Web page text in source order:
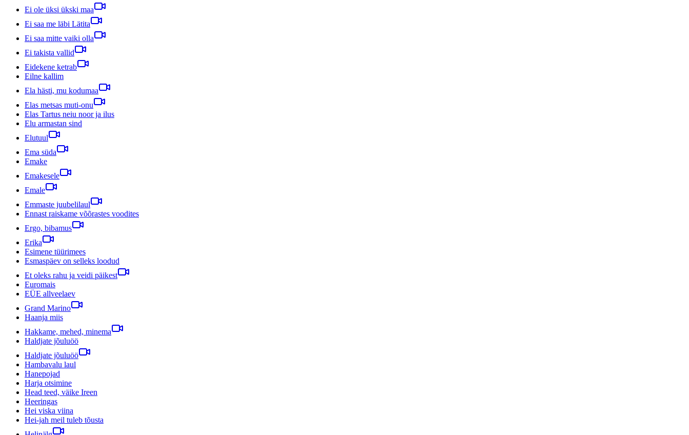
Ei ole üksi ükski maa
Ei saa me läbi Lätita
Ei saa mitte vaiki olla
Ei takista vallid
Eidekene ketrab
Eilne kallim
Ela hästi, mu kodumaa
Elas metsas muti-onu
Elas Tartus neiu noor ja ilus
Elu armastan sind
Elutuul
Ema süda
Emake
Emakesele
Emale
Emmaste juubelilaul
Ennast raiskame võõrastes voodites
Ergo, bibamus
Erika
Esimene tüürimees
Esmaspäev on selleks loodud
Et oleks rahu ja veidi päikest
Euromais
EÜE allveelaev
Grand Marino
Haanja miis
Hakkame, mehed, minema
Haldjate jõuluöö
Haldjate jõuluöö
Hambavalu laul
Hanepojad
Harja otsimine
Head teed, väike Ireen
Heeringas
Hei viska viina
Hei-jah meil tuleb tõusta